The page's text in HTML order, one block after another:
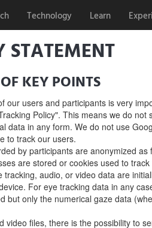
Technology Learn
STATEMENT
KEY POINTS
our users and participants is very
Policy". This means we do not
data in any form. We do not use
to track our users.
by participants are anonymized as
are stored or cookies used to
tracking, audio, or video data are
For eye tracking data in any
but only the numerical gaze data
video files, there is the possibility to